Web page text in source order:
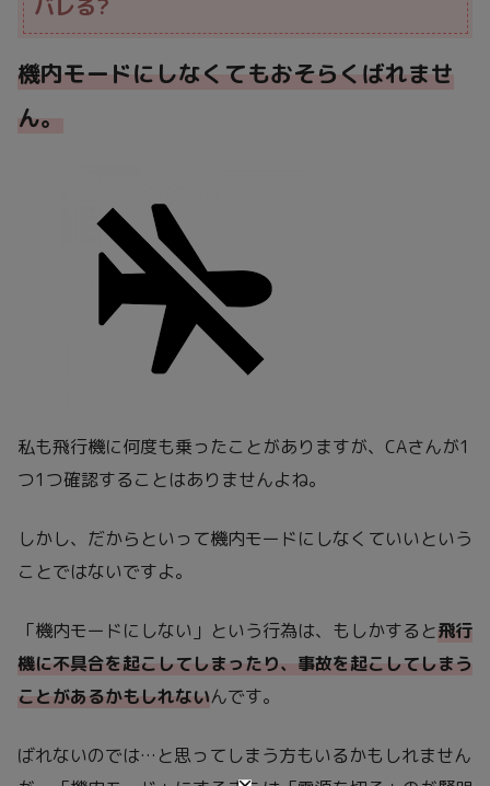
バレる?
機内モードにしなくてもおそらくばれませ
ん。
私も飛行機に何度も乗ったことがありますが、CAさんが1
つ1つ確認することはありませんよね。
しかし、だからといって機内モードにしなくていいという
ことではないですよ。
「機内モードにしない」という行為は、もしかすると飛行
機に不具合を起こしてしまったり、事故を起こしてしまう
ことがあるかもしれないんです。
ばれないのでは…と思ってしまう方もいるかもしれません